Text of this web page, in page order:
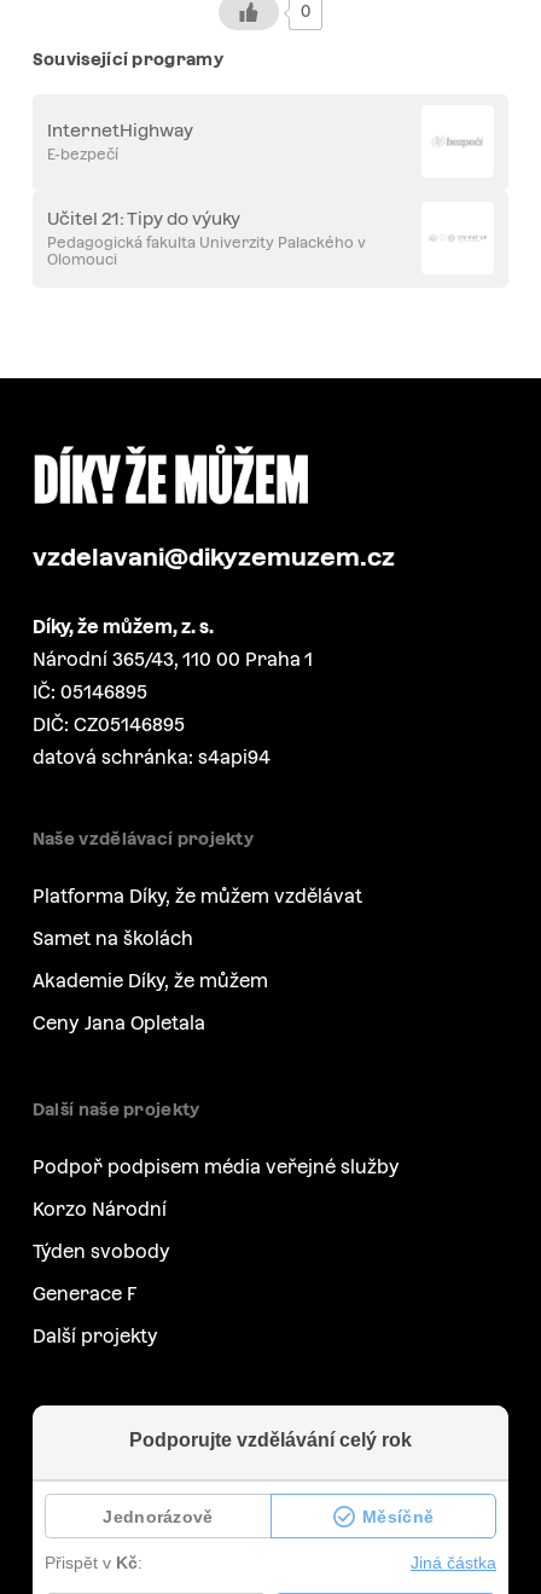
0
Související programy
InternetHighway
E-bezpečí
Učitel 21: Tipy do výuky
Pedagogická fakulta Univerzity Palackého v
Olomouci
vzdelavani@dikyzemuzem.cz
Díky, že můžem, z. s.
Národní 365/43, 110 00 Praha 1
IČ: 05146895
DIČ: CZ05146895
datová schránka: s4api94
Naše vzdělávací projekty
Platforma Díky, že můžem vzdělávat
Samet na školách
Akademie Díky, že můžem
Ceny Jana Opletala
Další naše projekty
Podpoř podpisem média veřejné služby
Korzo Národní
Týden svobody
Generace F
Další projekty